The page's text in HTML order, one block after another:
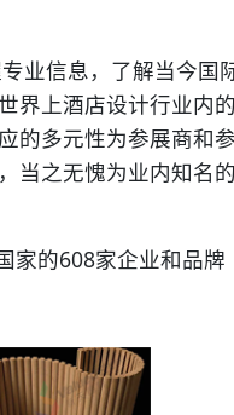
业信息，了解当今国
界上酒店设计行业内
的多元性为参展商和
当之无愧为业内知名
的608家企业和品牌